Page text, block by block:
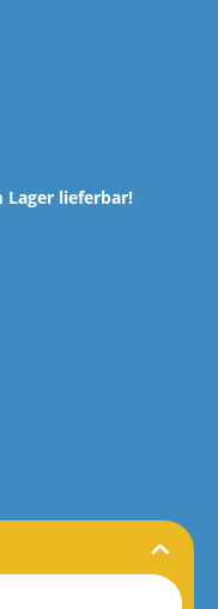
Lager lieferbar!